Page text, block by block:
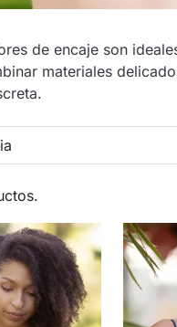
de
pequeño
de encaje son
materiales